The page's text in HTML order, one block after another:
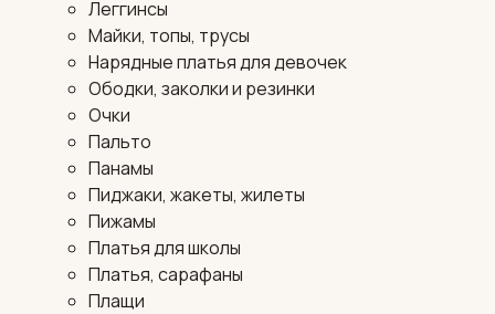
Леггинсы
Майки, топы, трусы
Нарядные платья для девочек
Ободки, заколки и резинки
Очки
Пальто
Панамы
Пиджаки, жакеты, жилеты
Пижамы
Платья для школы
Платья, сарафаны
Плащи